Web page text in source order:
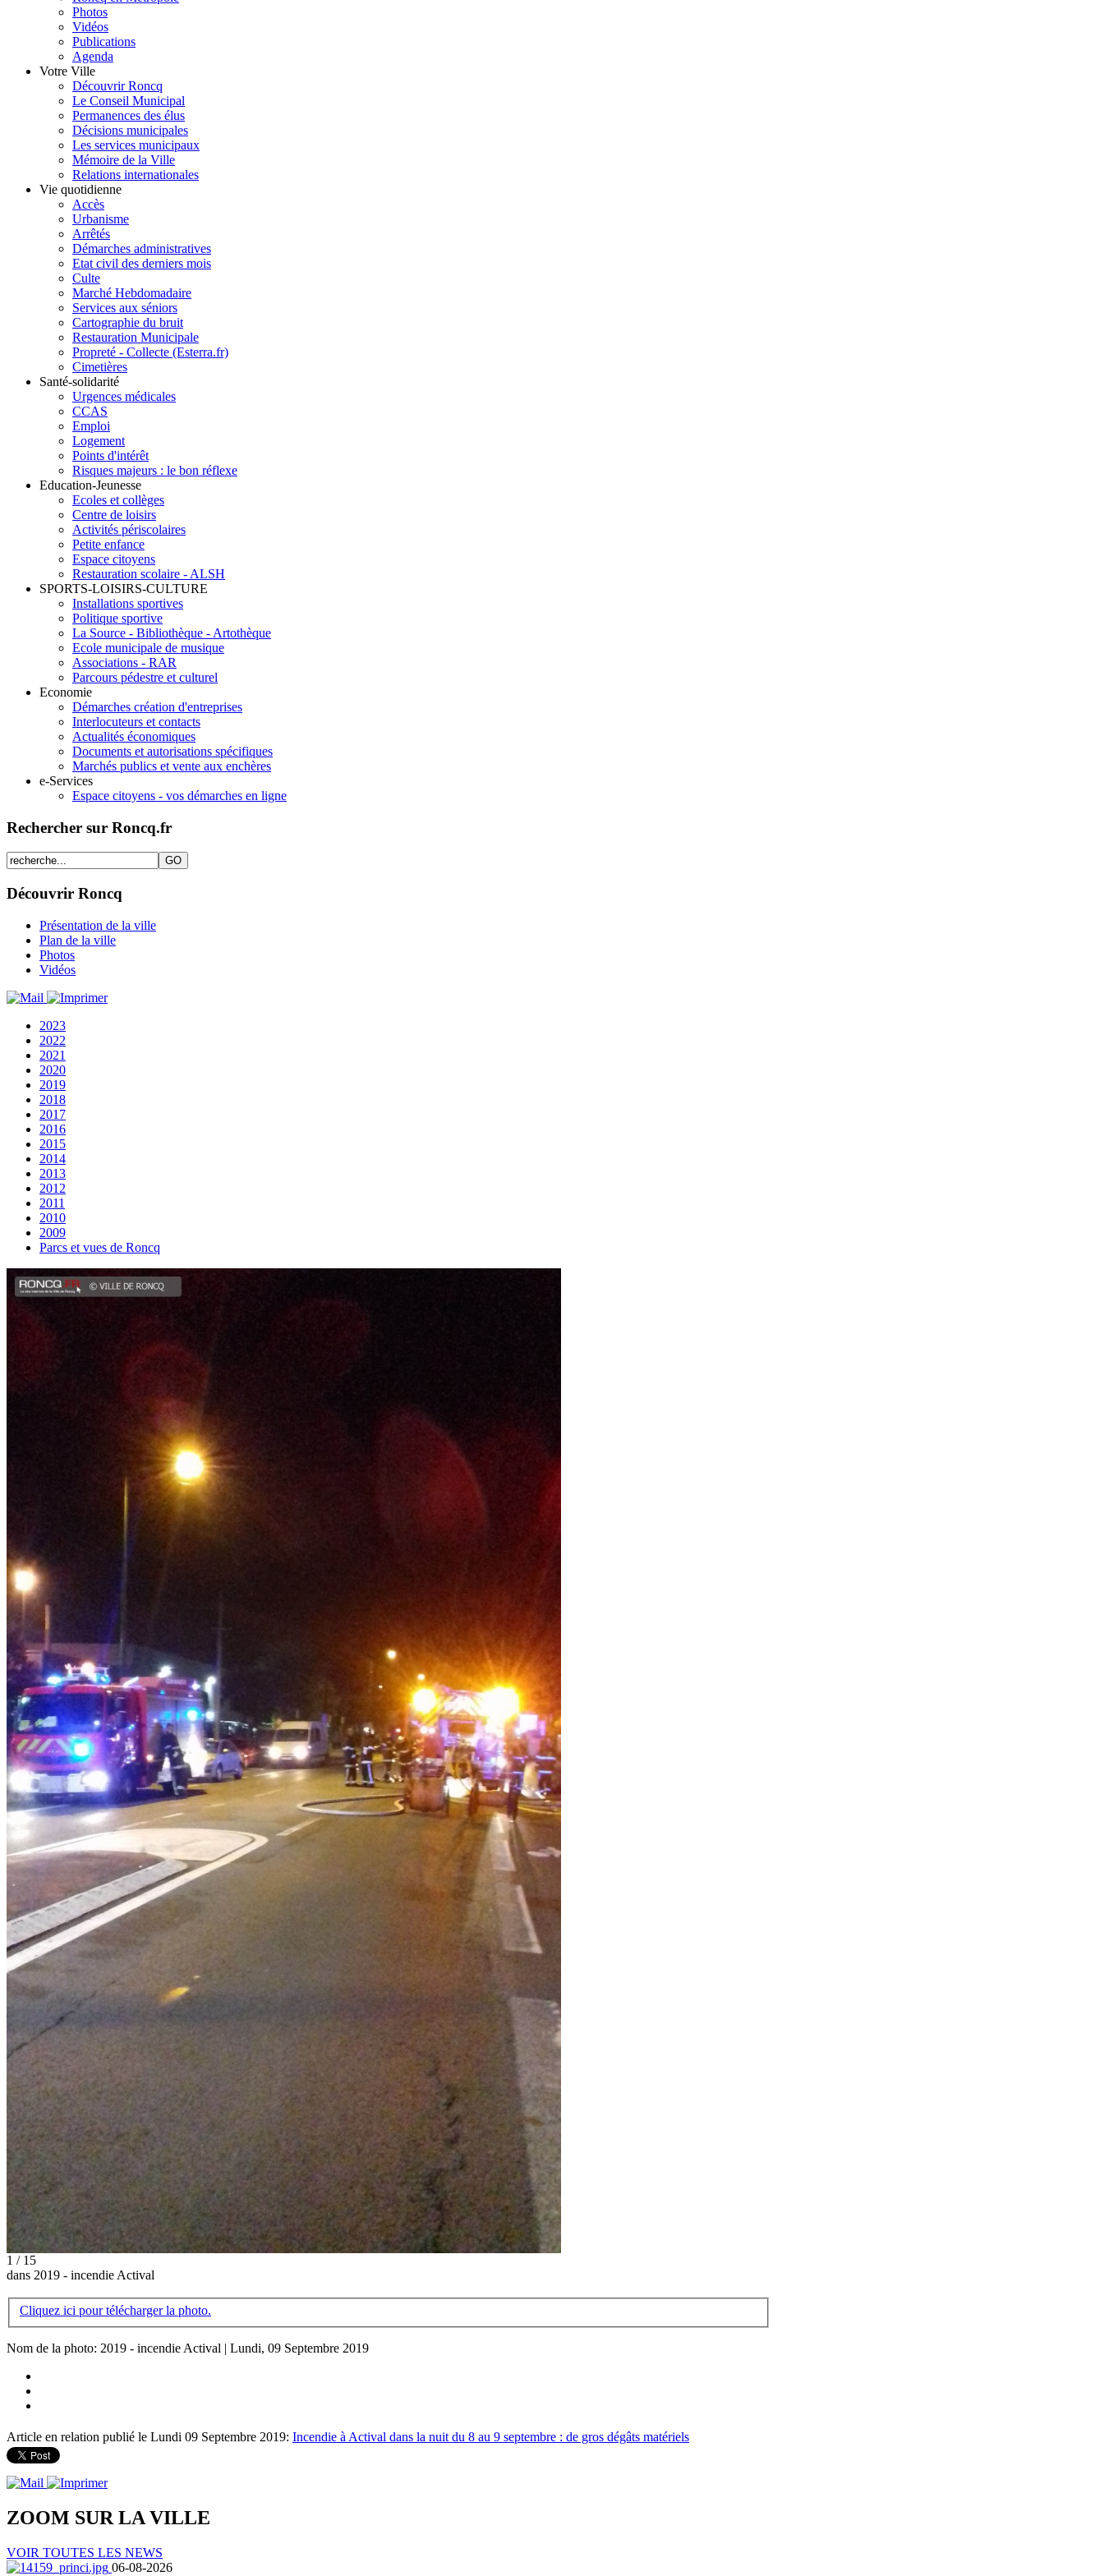
Photos
Vidéos
Publications
Agenda
Votre Ville
Découvrir Roncq
Le Conseil Municipal
Permanences des élus
Décisions municipales
Les services municipaux
Mémoire de la Ville
Relations internationales
Vie quotidienne
Accès
Urbanisme
Arrêtés
Démarches administratives
Etat civil des derniers mois
Culte
Marché Hebdomadaire
Services aux séniors
Cartographie du bruit
Restauration Municipale
Propreté - Collecte (Esterra.fr)
Cimetières
Santé-solidarité
Urgences médicales
CCAS
Emploi
Logement
Points d'intérêt
Risques majeurs : le bon réflexe
Education-Jeunesse
Ecoles et collèges
Centre de loisirs
Activités périscolaires
Petite enfance
Espace citoyens
Restauration scolaire - ALSH
SPORTS-LOISIRS-CULTURE
Installations sportives
Politique sportive
La Source - Bibliothèque - Artothèque
Ecole municipale de musique
Associations - RAR
Parcours pédestre et culturel
Economie
Démarches création d'entreprises
Interlocuteurs et contacts
Actualités économiques
Documents et autorisations spécifiques
Marchés publics et vente aux enchères
e-Services
Espace citoyens - vos démarches en ligne
Rechercher sur Roncq.fr
Découvrir Roncq
Présentation de la ville
Plan de la ville
Photos
Vidéos
2023
2022
2021
2020
2019
2018
2017
2016
2015
2014
2013
2012
2011
2010
2009
Parcs et vues de Roncq
1 / 15
dans 2019 - incendie Actival
Cliquez ici pour télécharger la photo.
Nom de la photo: 2019 - incendie Actival | Lundi, 09 Septembre 2019
Article en relation publié le Lundi 09 Septembre 2019: Incendie à Actival dans la nuit du 8 au 9 septembre : de gros dégâts matériels
ZOOM SUR LAVILLE
VOIR TOUTES LES NEWS
06-08-2026